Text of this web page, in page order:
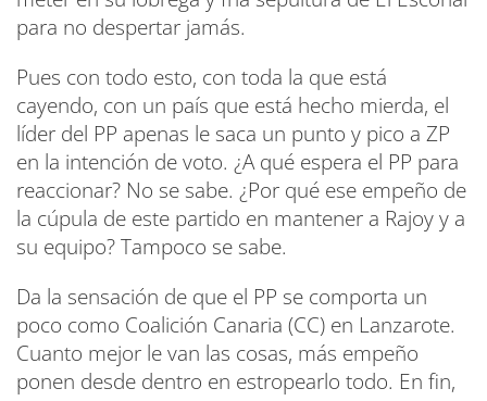
para no despertar jamás.
Pues con todo esto, con toda la que está
cayendo, con un país que está hecho mierda, el
líder del PP apenas le saca un punto y pico a ZP
en la intención de voto. ¿A qué espera el PP para
reaccionar? No se sabe. ¿Por qué ese empeño de
la cúpula de este partido en mantener a Rajoy y a
su equipo? Tampoco se sabe.
Da la sensación de que el PP se comporta un
poco como Coalición Canaria (CC) en Lanzarote.
Cuanto mejor le van las cosas, más empeño
ponen desde dentro en estropearlo todo. En fin,